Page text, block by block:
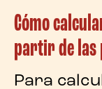
Cómo
partir de las
Para